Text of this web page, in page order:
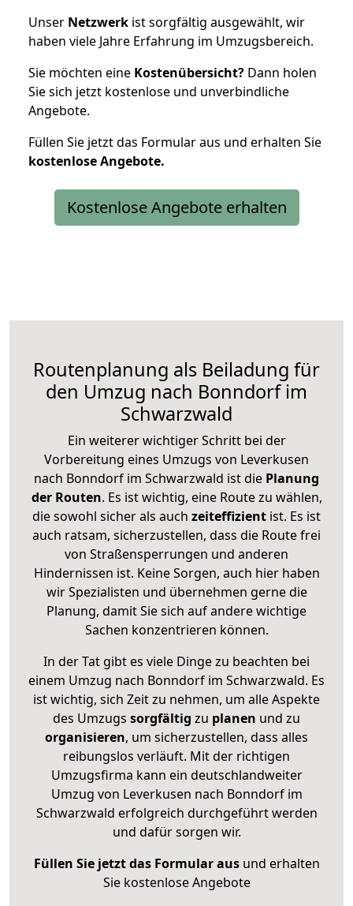
Unser Netzwerk ist sorgfältig ausgewählt, wir
haben viele Jahre Erfahrung im Umzugsbereich.
Sie möchten eine Kostenübersicht? Dann holen
Sie sich jetzt kostenlose und unverbindliche
Angebote.
Füllen Sie jetzt das Formular aus und erhalten Sie
kostenloseAngebote.
Kostenlose Angebote erhalten
Routenplanung als Beiladung für
den Umzug nach Bonndorf im
Schwarzwald
Ein weiterer wichtiger Schritt bei der
Vorbereitung eines Umzugs von Leverkusen
nach Bonndorf im Schwarzwald ist die Planung
der Routen. Es ist wichtig, eine Route zu wählen,
die sowohl sicher als auch zeiteffizient ist. Es ist
auch ratsam, sicherzustellen, dass die Route frei
von Straßensperrungen und anderen
Hindernissen ist. Keine Sorgen, auch hier haben
wir Spezialisten und übernehmen gerne die
Planung, damit Sie sich auf andere wichtige
Sachen konzentrieren können.
In der Tat gibt es viele Dinge zu beachten bei
einem Umzug nach Bonndorf im Schwarzwald. Es
ist wichtig, sich Zeit zu nehmen, um alle Aspekte
des Umzugs sorgfältig zu planen und zu
organisieren, um sicherzustellen, dass alles
reibungslos verläuft. Mit der richtigen
Umzugsfirma kann ein deutschlandweiter
Umzug von Leverkusen nach Bonndorf im
Schwarzwald erfolgreich durchgeführt werden
und dafür sorgen wir.
Füllen Sie jetzt das Formular ausund erhalten
Sie kostenlose Angebote